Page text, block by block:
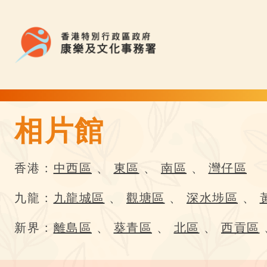
相片館 | 康文賞花情報
相片館
香港 : 中西區 、 東區 、 南區 、 灣仔區
九龍 : 九龍城區 、 觀塘區 、 深水埗區 、
新界 : 離島區 、 葵青區 、 北區 、 西貢區